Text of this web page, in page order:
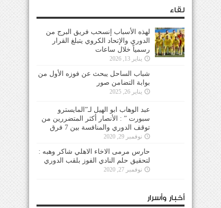
لقاء
لهذه الأسباب إنسحب فريق البرج من
الدوري والإتحاد الكروي يتبلغ القرار
رسمياً خلال ساعات
يناير 13, 2026
شباب الساحل يبحث عن فوزه الأول من
بوابة التضامن صور
يناير 26, 2025
عبد الوهاب ابو الهيل لـ”المايسترو
سبورت ” : الأنصار أكثر المتضررين من
توقف الدوري والمنافسة بين 7 فرق
نوفمبر 29, 2020
حارس مرمى الاخاء الاهلي شاكر وهبه :
لتحقيق حلم النادي الفوز بلقب الدوري
نوفمبر 27, 2020
أخبار وأسرار